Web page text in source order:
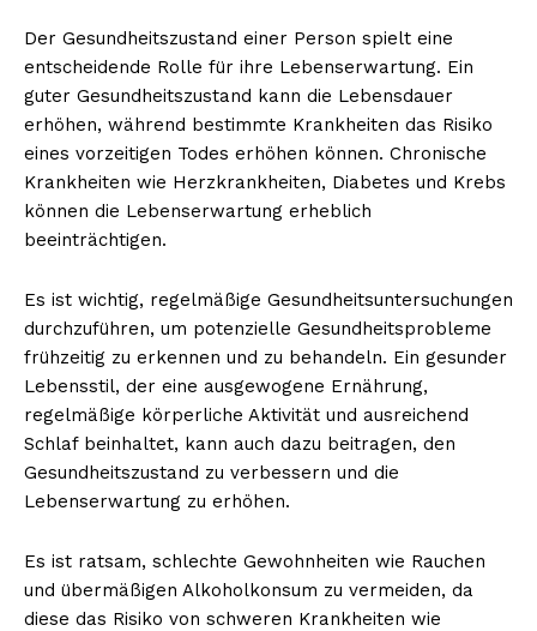
Der Gesundheitszustand einer Person spielt eine
entscheidende Rolle für ihre Lebenserwartung. Ein
guter Gesundheitszustand kann die Lebensdauer
erhöhen, während bestimmte Krankheiten das Risiko
eines vorzeitigen Todes erhöhen können. Chronische
Krankheiten wie Herzkrankheiten, Diabetes und Krebs
können die Lebenserwartung erheblich
beeinträchtigen.
Es ist wichtig, regelmäßige Gesundheitsuntersuchungen
durchzuführen, um potenzielle Gesundheitsprobleme
frühzeitig zu erkennen und zu behandeln. Ein gesunder
Lebensstil, der eine ausgewogene Ernährung,
regelmäßige körperliche Aktivität und ausreichend
Schlaf beinhaltet, kann auch dazu beitragen, den
Gesundheitszustand zu verbessern und die
Lebenserwartung zu erhöhen.
Es ist ratsam, schlechte Gewohnheiten wie Rauchen
und übermäßigen Alkoholkonsum zu vermeiden, da
diese das Risiko von schweren Krankheiten wie